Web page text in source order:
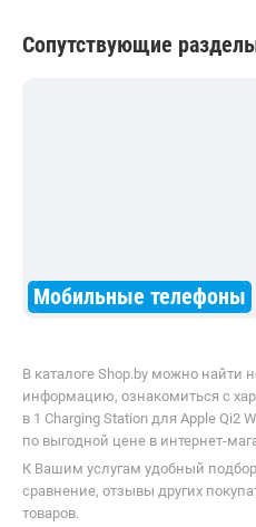
Сопутствующие
Мобильные телефоны
В каталоге Shop.by можно найти
информацию, ознакомиться с
в 1 Charging Station для Apple Qi2
по выгодной цене в интернет-
К Вашим услугам удобный
сравнение, отзывы других
товаров.